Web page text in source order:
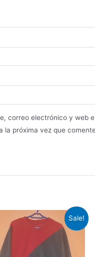
correo electrónico y web
la próxima vez que
Sale!